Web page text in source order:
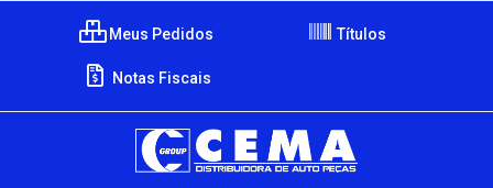
Meus Pedidos Títulos
Notas Fiscais